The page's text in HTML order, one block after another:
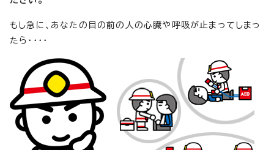
もし急に、あなたの目の前の人の心臓や呼吸が止まってしまっ
たら・・・・